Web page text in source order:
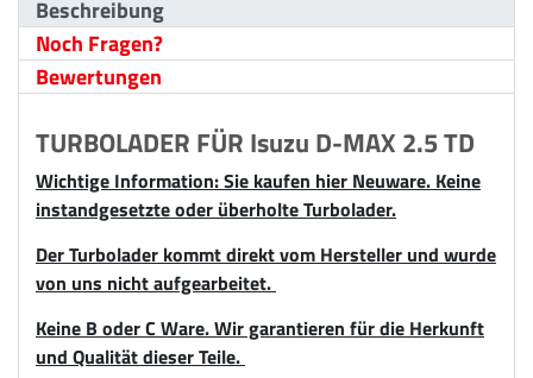
Beschreibung
Noch Fragen?
Bewertungen
TURBOLADER FÜR Isuzu D-MAX 2.5 TD
Wichtige Information: Sie kaufen hier Neuware. Keine
instandgesetzte oder überholte Turbolader.
Der Turbolader kommt direkt vom Hersteller und wurde
von uns nicht aufgearbeitet.
Keine B oder C Ware. Wir garantieren für die Herkunft
und Qualität dieser Teile.